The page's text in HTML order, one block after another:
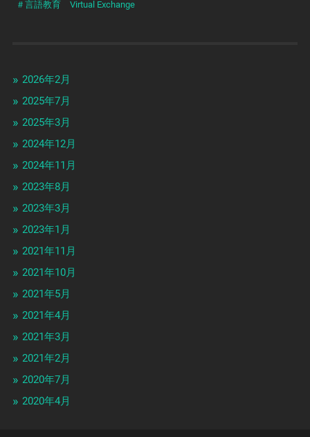
＃言語教育 Virtual Exchange
2026年2月
2025年7月
2025年3月
2024年12月
2024年11月
2023年8月
2023年3月
2023年1月
2021年11月
2021年10月
2021年5月
2021年4月
2021年3月
2021年2月
2020年7月
2020年4月